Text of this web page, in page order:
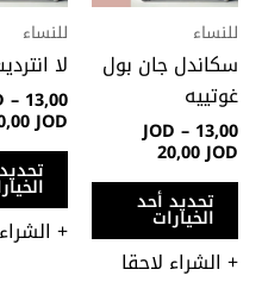
للنساء
سكاندل جان بول
غوتييه
13,00
JOD –
20,00JOD
تحديد أحد
الخيارات
لهذا
المنتج.
يمكن
اختيار
الخيارات
على
صفحة
المنتج
+ الشراء لاحقا
للنساء
لا
13,00
–
JOD
+